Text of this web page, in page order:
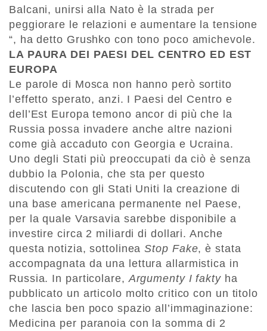
Balcani, unirsi alla Nato è la strada per
peggiorare le relazioni e aumentare la tensione
“, ha detto Grushko con tono poco amichevole.
LA PAURA DEI PAESI DEL CENTRO ED EST
EUROPA
Le parole di Mosca non hanno però sortito
l’effetto sperato, anzi. I Paesi del Centro e
dell’Est Europa temono ancor di più che la
Russia possa invadere anche altre nazioni
come già accaduto con Georgia e Ucraina.
Uno degli Stati più preoccupati da ciò è senza
dubbio la Polonia, che sta per questo
discutendo con gli Stati Uniti la creazione di
una base americana permanente nel Paese,
per la quale Varsavia sarebbe disponibile a
investire circa 2 miliardi di dollari. Anche
questa notizia, sottolineaStop Fake, è stata
accompagnata da una lettura allarmistica in
Russia. In particolare, Argumenty I faktyha
pubblicato un articolo molto critico con un titolo
che lascia ben poco spazio all’immaginazione:
Medicina per paranoia con la somma di 2